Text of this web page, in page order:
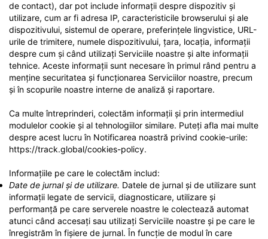
de contact), dar pot include informații despre dispozitiv și
utilizare, cum ar fi adresa IP, caracteristicile browserului și ale
dispozitivului, sistemul de operare, preferințele lingvistice, URL-
urile de trimitere, numele dispozitivului, țara, locația, informații
despre cum și când utilizați Serviciile noastre și alte informații
tehnice. Aceste informații sunt necesare în primul rând pentru a
menține securitatea și funcționarea Serviciilor noastre, precum
și în scopurile noastre interne de analiză și raportare.
Ca multe întreprinderi, colectăm informații și prin intermediul
modulelor cookie și al tehnologiilor similare. Puteți afla mai multe
despre acest lucru în Notificarea noastră privind cookie-urile:
https://track.global/cookies-policy.
Informațiile pe care le colectăm includ:
Date de jurnal și de utilizare. Datele de jurnal și de utilizare sunt
informații legate de servicii, diagnosticare, utilizare și
performanță pe care serverele noastre le colectează automat
atunci când accesați sau utilizați Serviciile noastre și pe care le
înregistrăm în fișiere de jurnal. În funcție de modul în care